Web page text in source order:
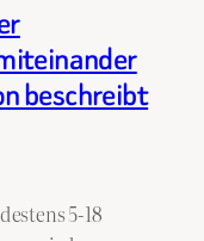
beschreibt
5-18